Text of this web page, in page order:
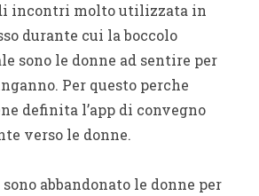
di incontri molto utilizzata in
durante cui la boccolo
sono le donne ad sentire per
Per questo perche
definita l’app di convegno
verso le donne.
abbandonato le donne per